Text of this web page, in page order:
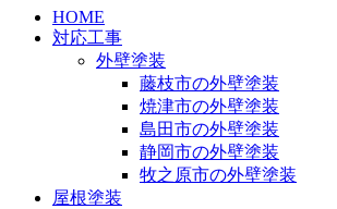
HOME
対応工事
外壁塗装
藤枝市の外壁塗装
焼津市の外壁塗装
島田市の外壁塗装
静岡市の外壁塗装
牧之原市の外壁塗装
屋根塗装